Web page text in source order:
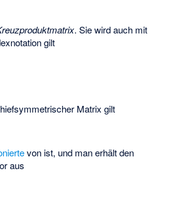
. Sie wird auch mit
gilt
Matrixgilt
von ist, und man erhält den
aus